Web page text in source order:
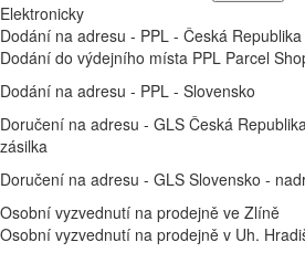
Elektronicky
Dodání na adresu - PPL - Česká Republika
Dodání do výdejního místa PPL Parcel
Dodání na adresu - PPL - Slovensko
Doručení na adresu - GLS Česká
zásilka
Doručení na adresu - GLS Slovensko -
Osobní vyzvednutí na prodejně ve Zlíně
Osobní vyzvednutí na prodejně v Uh.